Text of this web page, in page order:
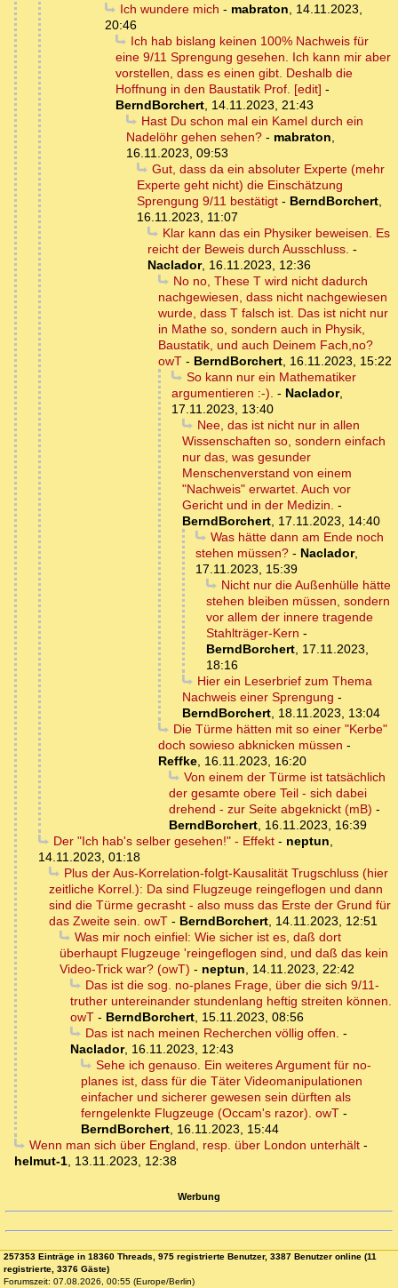
Ich wundere mich - mabraton, 14.11.2023,
20:46
Ich hab bislang keinen 100% Nachweis für
eine 9/11 Sprengung gesehen. Ich kann mir aber
vorstellen, dass es einen gibt. Deshalb die
Hoffnung in den Baustatik Prof. [edit] -
BerndBorchert, 14.11.2023, 21:43
Hast Du schon mal ein Kamel durch ein
Nadelöhr gehen sehen? - mabraton,
16.11.2023, 09:53
Gut, dass da ein absoluter Experte (mehr
Experte geht nicht) die Einschätzung
Sprengung 9/11 bestätigt - BerndBorchert,
16.11.2023, 11:07
Klar kann das ein Physiker beweisen. Es
reicht der Beweis durch Ausschluss. -
Naclador, 16.11.2023, 12:36
No no, These T wird nicht dadurch
nachgewiesen, dass nicht nachgewiesen
wurde, dass T falsch ist. Das ist nicht nur
in Mathe so, sondern auch in Physik,
Baustatik, und auch Deinem Fach,no?
owT - BerndBorchert, 16.11.2023, 15:22
So kann nur ein Mathematiker
argumentieren :-). - Naclador,
17.11.2023, 13:40
Nee, das ist nicht nur in allen
Wissenschaften so, sondern einfach
nur das, was gesunder
Menschenverstand von einem
"Nachweis" erwartet. Auch vor
Gericht und in der Medizin. -
BerndBorchert, 17.11.2023, 14:40
Was hätte dann am Ende noch
stehen müssen? - Naclador,
17.11.2023, 15:39
Nicht nur die Außenhülle hätte
stehen bleiben müssen, sondern
vor allem der innere tragende
Stahlträger-Kern -
BerndBorchert, 17.11.2023,
18:16
Hier ein Leserbrief zum Thema
Nachweis einer Sprengung -
BerndBorchert, 18.11.2023, 13:04
Die Türme hätten mit so einer "Kerbe"
doch sowieso abknicken müssen -
Reffke, 16.11.2023, 16:20
Von einem der Türme ist tatsächlich
der gesamte obere Teil - sich dabei
drehend - zur Seite abgeknickt (mB) -
BerndBorchert, 16.11.2023, 16:39
Der "Ich hab's selber gesehen!" - Effekt- neptun,
14.11.2023, 01:18
Plus der Aus-Korrelation-folgt-Kausalität Trugschluss (hier
zeitliche Korrel.): Da sind Flugzeuge reingeflogen und dann
sind die Türme gecrasht - also muss das Erste der Grund für
das Zweite sein. owT - BerndBorchert, 14.11.2023, 12:51
Was mir noch einfiel: Wie sicher ist es, daß dort
überhaupt Flugzeuge 'reingeflogen sind, und daß das kein
Video-Trick war? (owT) - neptun, 14.11.2023, 22:42
Das ist die sog. no-planes Frage, über die sich 9/11-
truther untereinander stundenlang heftig streiten können.
owT - BerndBorchert, 15.11.2023, 08:56
Das ist nach meinen Recherchen völlig offen. -
Naclador, 16.11.2023, 12:43
Sehe ich genauso. Ein weiteres Argument für no-
planes ist, dass für die Täter Videomanipulationen
einfacher und sicherer gewesen sein dürften als
ferngelenkte Flugzeuge (Occam's razor). owT -
BerndBorchert, 16.11.2023, 15:44
Wenn man sich über England, resp. über London unterhält-
helmut-1, 13.11.2023, 12:38
Werbung
257353 Einträge in 18360 Threads, 975 registrierte Benutzer, 3387 Benutzer online (11
registrierte, 3376 Gäste)
Forumszeit: 07.08.2026, 00:55 (Europe/Berlin)